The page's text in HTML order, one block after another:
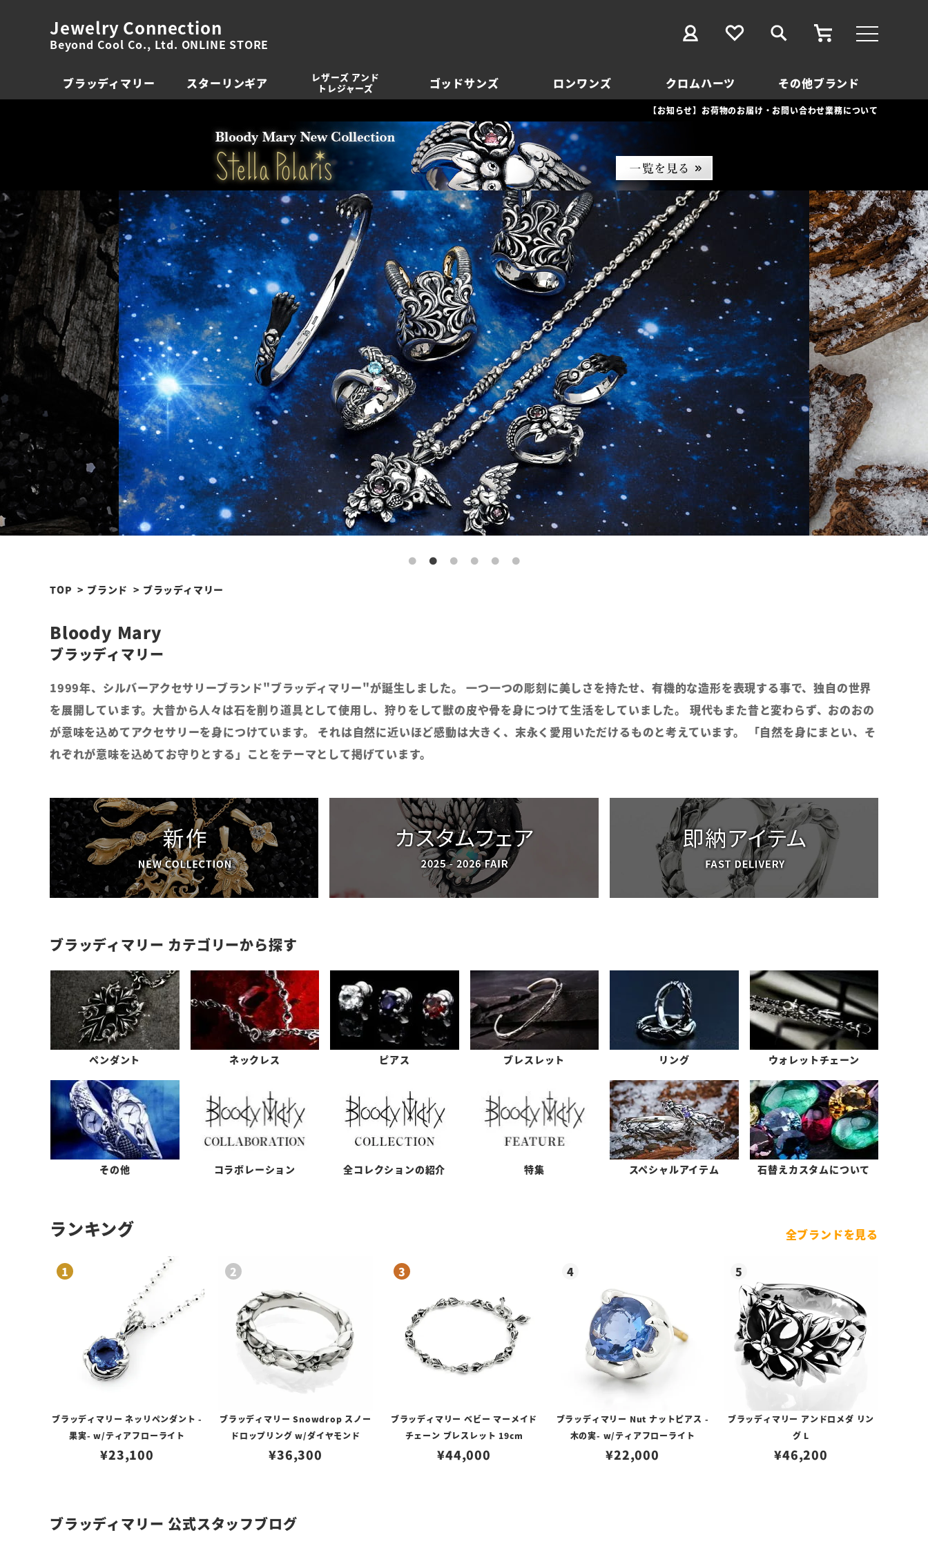
Jewelry Connection
Beyond Cool Co., Ltd. ONLINE STORE
ブラッディマリー スターリンギア
レザーズ アンド
トレジャーズ
ゴッドサンズ ロンワンズ クロムハーツ その他ブランド
【お知らせ】お荷物のお届け・お問い合わせ業務について
TOP ブランド ブラッディマリー
Bloody Mary
ブラッディマリー
1999年、シルバーアクセサリーブランド"ブラッディマリー"が誕生しました。 一つ一つの彫刻に美しさを持たせ、有機的な造形を表現する事で、独自の世界
を展開しています。大昔から人々は石を削り道具として使用し、狩りをして獣の皮や骨を身につけて生活をしていました。 現代もまた昔と変わらず、おのおの
が意味を込めてアクセサリーを身につけています。 それは自然に近いほど感動は大きく、末永く愛用いただけるものと考えています。 「自然を身にまとい、そ
れぞれが意味を込めてお守りとする」ことをテーマとして掲げています。
ブラッディマリー カテゴリーから探す
ペンダント ネックレス ピアス ブレスレット リング ウォレットチェーン
その他 コラボレーション 全コレクションの紹介 特集 スペシャルアイテム 石替えカスタムについて
ランキング 全ブランドを見る
ブラッディマリー ネッリペンダント -
果実- w/ティアフローライト
¥23,100
ブラッディマリー Snowdrop スノー
ドロップリング w/ダイヤモンド
¥36,300
ブラッディマリー ベビー マーメイド
チェーン ブレスレット 19cm
¥44,000
ブラッディマリー Nut ナットピアス -
木の実- w/ティアフローライト
¥22,000
ブラッディマリー アンドロメダ リン
グ L
¥46,200
ブラッディマリー 公式スタッフブログ